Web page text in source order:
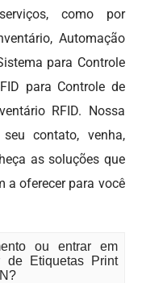
como por
Automação
para Controle
para Controle de
RFID. Nossa
contato, venha,
as soluções que
a oferecer para você
ou entrar em
de Etiquetas Print